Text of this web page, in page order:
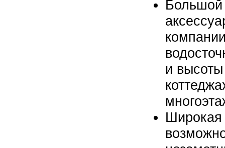
Большой
и
Широкая